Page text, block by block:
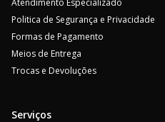
Atendimento Especializado
Politica de Segurança e Privacidade
Formas de Pagamento
Meios de Entrega
Trocas e Devoluções
Serviços